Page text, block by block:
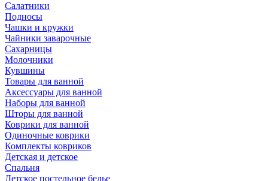
Салатники
Подносы
Чашки и кружки
Чайники заварочные
Сахарницы
Молочники
Кувшины
Товары для ванной
Аксессуары для ванной
Наборы для ванной
Шторы для ванной
Коврики для ванной
Одиночные коврики
Комплекты ковриков
Детская и детское
Спальня
Детское постельное белье